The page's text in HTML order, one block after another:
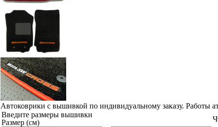
Автоковрики с вышивкой по индивидуальному заказу. Работы
Введите размеры вышивки
Размер (см)